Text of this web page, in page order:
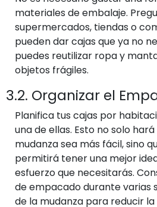
materiales de embalaje.
supermercados, tiendas o
pueden dar cajas que ya no
puedes reutilizar ropa y
objetos frágiles.
3.2. Organizar el
Planifica tus cajas por
una de ellas. Esto no solo
mudanza sea más fácil, sino
permitirá tener una mejor
esfuerzo que necesitarás.
de empacado durante varias
de la mudanza para reducir